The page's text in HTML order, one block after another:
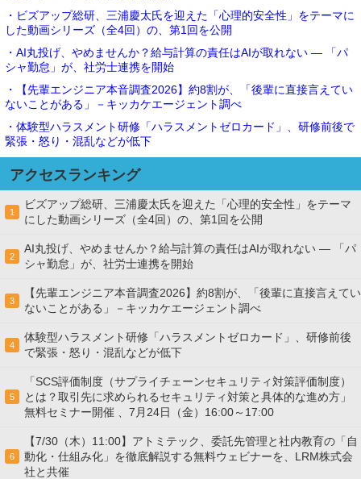
・ビズアップ総研、三浦慶太氏を迎えた「心理的安全性」をテーマに
した動画シリーズ（全4回）の、第1回を公開
・AI丸投げ、やめませんか？給与計算の責任はAIが取れない ― 「パ
シャ勤怠」が、社労士連携を開始
・【先輩エンジニア本音調査2026】約8割が、「後輩に直接言えてい
ないことがある」－キッカケエージェント調べ
・体験型ハラスメント研修「ハラスメントゼロカード」、研修前後で
緊張・怒り・混乱などが低下
アクセスランキング
1
ビズアップ総研、三浦慶太氏を迎えた「心理的安全性」をテーマ
にした動画シリーズ（全4回）の、第1回を公開
2
AI丸投げ、やめませんか？給与計算の責任はAIが取れない ― 「パ
シャ勤怠」が、社労士連携を開始
3
【先輩エンジニア本音調査2026】約8割が、「後輩に直接言えてい
ないことがある」－キッカケエージェント調べ
4
体験型ハラスメント研修「ハラスメントゼロカード」、研修前後
で緊張・怒り・混乱などが低下
5
「SCS評価制度（サプライチェーンセキュリティ対策評価制度）
とは？取引先に求められるセキュリティ対策と具体的な進め方」
無料セミナー開催 、7月24日（金）16:00～17:00
6
【7/30（木）11:00】アトミテック、委託先管理と社内教育の「自
動化・仕組み化」を徹底解説する無料ウェビナーを、LRM株式会
社と共催